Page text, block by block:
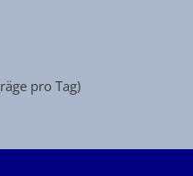
pro Tag)